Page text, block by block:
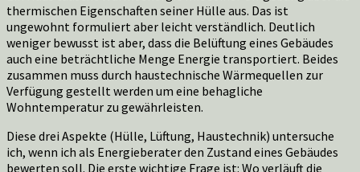
thermischen Eigenschaften seiner Hülle aus. Das ist
ungewohnt formuliert aber leicht verständlich. Deutlich
weniger bewusst ist aber, dass die Belüftung eines Gebäudes
auch eine beträchtliche Menge Energie transportiert. Beides
zusammen muss durch haustechnische Wärmequellen zur
Verfügung gestellt werden um eine behagliche
Wohntemperatur zu gewährleisten.
Diese drei Aspekte (Hülle, Lüftung, Haustechnik) untersuche
ich, wenn ich als Energieberater den Zustand eines Gebäudes
bewerten soll. Die erste wichtige Frage ist: Wo verläuft die